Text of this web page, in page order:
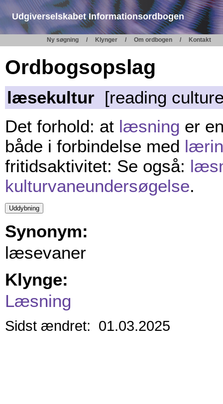
Udgiverselskabet Informationsordbogen
Ny søgning Klynger Om ordbogen Kontakt
Ordbogsopslag
læsekultur [reading
Det forhold: at læsning er
både i forbindelse med
fritidsaktivitet: Se også:
kulturvaneundersøgelse.
Synonym:
læsevaner
Klynge:
Læsning
Sidst ændret: 01.03.2025